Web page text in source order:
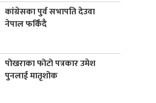
कांग्रेसका पुर्व सभापति देउवा
नेपाल फर्किंदै
पोखराका फोटो पत्रकार उमेश
पुनलाई मातृशोक